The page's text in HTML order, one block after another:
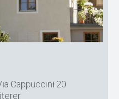
Cappuccini 20